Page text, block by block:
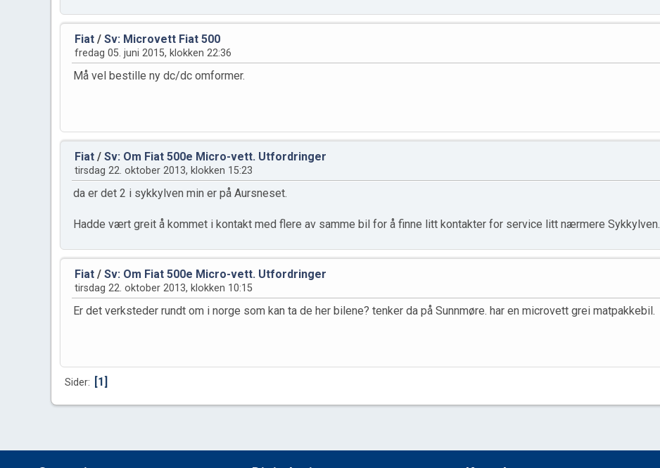
Fiat / Sv: Microvett Fiat 500
fredag 05. juni 2015, klokken 22:36
Må vel bestille ny dc/dc omformer.
Fiat / Sv: Om Fiat 500e Micro-vett. Utfordringer
tirsdag 22. oktober 2013, klokken 15:23
da er det 2 i sykkylven min er på Aursneset.
Hadde vært greit å kommet i kontakt med flere av samme bil for å finne litt kontakter for service litt nærmere Sykkylven.
Fiat / Sv: Om Fiat 500e Micro-vett. Utfordringer
tirsdag 22. oktober 2013, klokken 10:15
Er det verksteder rundt om i norge som kan ta de her bilene? tenker da på Sunnmøre. har en microvett grei matpakkebil.
Sider 1